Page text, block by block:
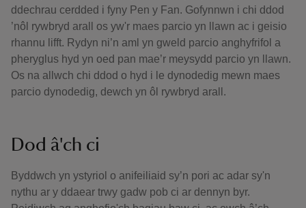
ddechrau cerdded i fyny Pen y Fan. Gofynnwn i chi ddod
’nôl rywbryd arall os yw'r maes parcio yn llawn ac i geisio
rhannu lifft. Rydyn ni’n aml yn gweld parcio anghyfrifol a
pheryglus hyd yn oed pan mae’r meysydd parcio yn llawn.
Os na allwch chi ddod o hyd i le dynodedig mewn maes
parcio dynodedig, dewch yn ôl rywbryd arall.
Dod â'ch ci
Byddwch yn ystyriol o anifeiliaid sy’n pori ac adar sy'n
nythu ar y ddaear trwy gadw pob ci ar dennyn byr.